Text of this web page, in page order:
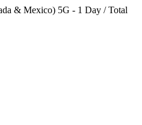
& Mexico) 5G - 1 Day / Total